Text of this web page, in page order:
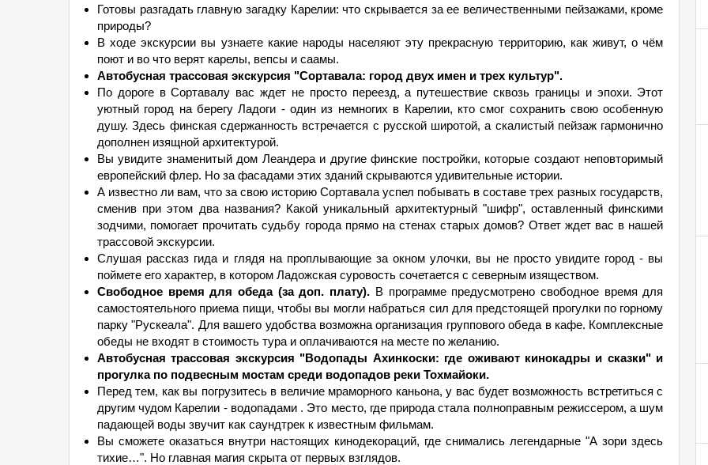
Готовы разгадать главную загадку Карелии: что скрывается за ее величественными пейзажами, кроме
природы?
В ходе экскурсии вы узнаете какие народы населяют эту прекрасную территорию, как живут, о чём
поют и во что верят карелы, вепсы и саамы.
Автобусная трассовая экскурсия "Сортавала: город двух имен и трех культур".
По дороге в Сортавалу вас ждет не просто переезд, а путешествие сквозь границы и эпохи. Этот
уютный город на берегу Ладоги - один из немногих в Карелии, кто смог сохранить свою особенную
душу. Здесь финская сдержанность встречается с русской широтой, а скалистый пейзаж гармонично
дополнен изящной архитектурой.
Вы увидите знаменитый дом Леандера и другие финские постройки, которые создают неповторимый
европейский флер. Но за фасадами этих зданий скрываются удивительные истории.
А известно ли вам, что за свою историю Сортавала успел побывать в составе трех разных государств,
сменив при этом два названия? Какой уникальный архитектурный "шифр", оставленный финскими
зодчими, помогает прочитать судьбу города прямо на стенах старых домов? Ответ ждет вас в нашей
трассовой экскурсии.
Слушая рассказ гида и глядя на проплывающие за окном улочки, вы не просто увидите город - вы
поймете его характер, в котором Ладожская суровость сочетается с северным изяществом.
Свободное время для обеда (за доп. плату). В программе предусмотрено свободное время для
самостоятельного приема пищи, чтобы вы могли набраться сил для предстоящей прогулки по горному
парку "Рускеала". Для вашего удобства возможна организация группового обеда в кафе. Комплексные
обеды не входят в стоимость тура и оплачиваются на месте по желанию.
Автобусная трассовая экскурсия "Водопады Ахинкоски: где оживают кинокадры и сказки" и
прогулка по подвесным мостам среди водопадов реки Тохмайоки.
Перед тем, как вы погрузитесь в величие мраморного каньона, у вас будет возможность встретиться с
другим чудом Карелии - водопадами . Это место, где природа стала полноправным режиссером, а шум
падающей воды звучит как саундтрек к известным фильмам.
Вы сможете оказаться внутри настоящих кинодекораций, где снимались легендарные "А зори здесь
тихие…". Но главная магия скрыта от первых взглядов.